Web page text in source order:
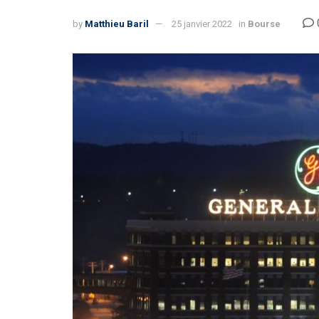
by Matthieu Baril 25 janvier 2022 in Bourse